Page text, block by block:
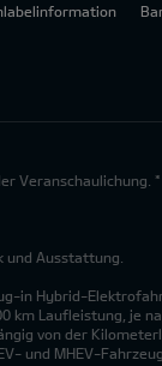
Veranschaulichung. *
und Ausstattung.
Hybrid-
Laufleistung, je
von der
und MHEV-